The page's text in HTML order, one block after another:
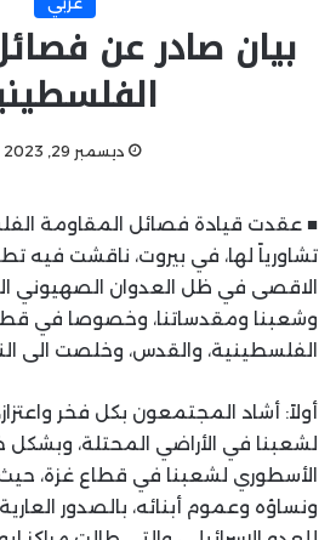
بيان صادر عن
ديسمبر 29, 2023
■ عقدت قيادة فصائل المقاومة
تشاورياً لها، في بيروت، ناقشت فيه
الاقصى في ظل العدوان الصهيوني
وشعبنا ومقدساتنا، وخصوصا في
الفلسطينية، والقدس، وخلصت الى
أولاً: أشاد المجتمعون بكل فخر
لشعبنا في الأراضي المحتلة،
الأسطوري لشعبنا في قطاع غزة،
ونساؤه وعموم أبنائه، بالصدور